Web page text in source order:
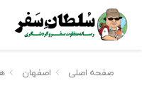
صفحه اصلی اصفهان